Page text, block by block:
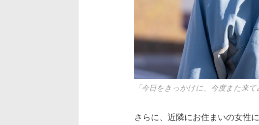
「今日をきっかけに、今度また来
さらに、近隣にお住まいの女性